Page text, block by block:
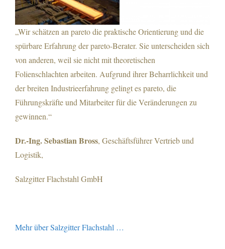
„Wir schätzen an pareto die praktische Orientierung und die
spürbare Erfahrung der pareto-Berater. Sie unterscheiden sich
von anderen, weil sie nicht mit theoretischen
Folienschlachten arbeiten. Aufgrund ihrer Beharrlichkeit und
der breiten Industrieerfahrung gelingt es pareto, die
Führungskräfte und Mitarbeiter für die Veränderungen zu
gewinnen.“
Dr.-Ing. Sebastian Bross, Geschäftsführer Vertrieb und
Logistik,
Salzgitter Flachstahl GmbH
Mehr über Salzgitter Flachstahl …